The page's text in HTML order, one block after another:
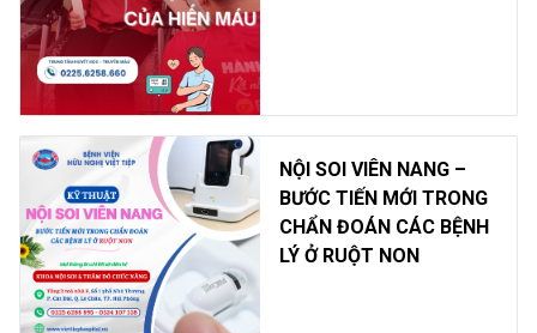
NỘI SOI VIÊN NANG –
BƯỚC TIẾN MỚI TRONG
CHẨN ĐOÁN CÁC BỆNH
LÝ Ở RUỘT NON